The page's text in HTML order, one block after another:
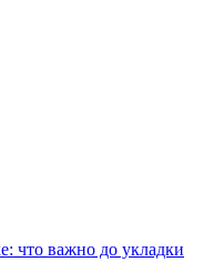
что важно до укладки